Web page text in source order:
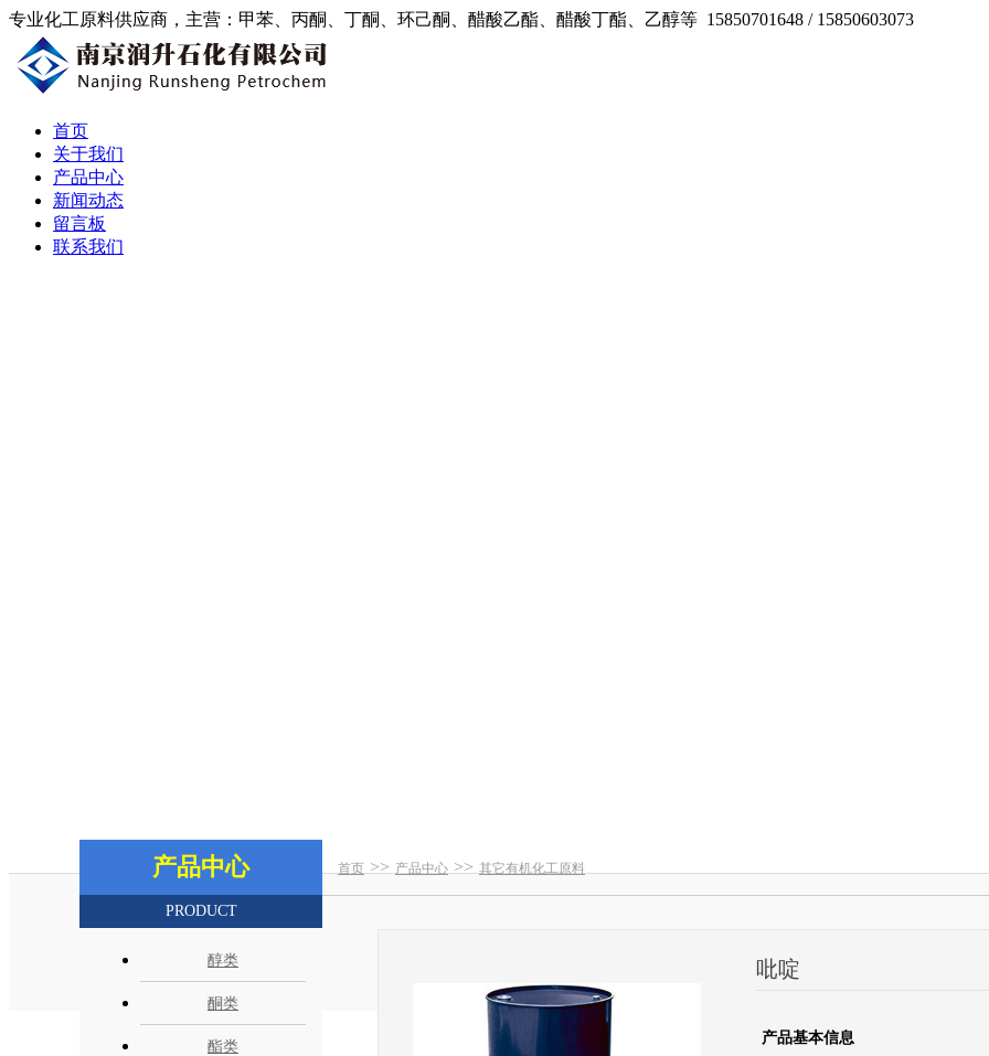
专业化工原料供应商，主营：甲苯、丙酮、丁酮、环己酮、醋酸乙酯、醋酸丁酯、乙醇等 15850701648 / 15850603073
首页
关于我们
产品中心
新闻动态
留言板
联系我们
产品中心
PRODUCT
醇类
酮类
酯类
首页 >> 产品中心 >> 其它有机化工原料
吡啶
产品基本信息